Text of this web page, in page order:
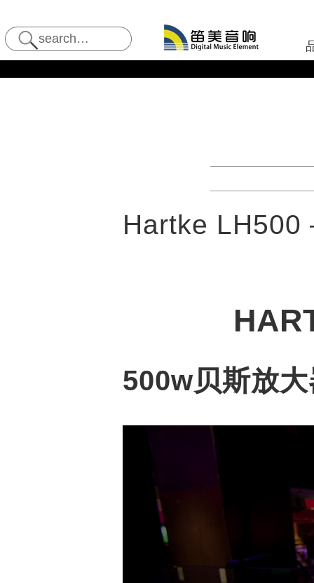
Hartke
500w贝斯放